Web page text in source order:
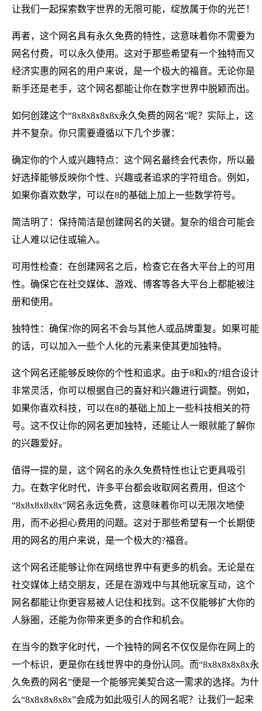
让我们一起探索数字世界的无限可能，绽放属于你的光芒！
再者，这个网名具有永久免费的特性，这意味着你不需要为
网名付费，可以永久使用。这对于那些希望有一个独特而又
经济实惠的网名的用户来说，是一个极大的福音。无论你是
新手还是老手，这个网名都能让你在数字世界中脱颖而出。
如何创建这个“8x8x8x8x8x永久免费的网名”呢？实际上，这
并不复杂。你只需要遵循以下几个步骤：
确定你的个人或兴趣特点：这个网名最终会代表你，所以最
好选择能够反映你个性、兴趣或者追求的字符组合。例如，
如果你喜欢数学，可以在8的基础上加上一些数学符号。
简洁明了：保持简洁是创建网名的关键。复杂的组合可能会
让人难以记住或输入。
可用性检查：在创建网名之后，检查它在各大平台上的可用
性。确保它在社交媒体、游戏、博客等各大平台上都能被注
册和使用。
独特性：确保?你的网名不会与其他人或品牌重复。如果可能
的话，可以加入一些个人化的元素来使其更加独特。
这个网名还能够反映你的个性和追求。由于8和x的?组合设计
非常灵活，你可以根据自己的喜好和兴趣进行调整。例如，
如果你喜欢科技，可以在8的基础上加上一些科技相关的符
号。这不仅让你的网名更加独特，还能让人一眼就能了解你
的兴趣爱好。
值得一提的是，这个网名的永久免费特性也让它更具吸引
力。在数字化时代，许多平台都会收取网名费用，但这个
“8x8x8x8x8x”网名永远免费，这意味着你可以无限次地使
用，而不必担心费用的问题。这对于那些希望有一个长期使
用的网名的用户来说，是一个极大的?福音。
这个网名还能够让你在网络世界中有更多的机会。无论是在
社交媒体上结交朋友，还是在游戏中与其他玩家互动，这个
网名都能让你更容易被人记住和找到。这不仅能够扩大你的
人脉圈，还能为你带来更多的合作和机会。
在当今的数字化时代，一个独特的网名不仅仅是你在网上的
一个标识，更是你在线世界中的身份认同。而“8x8x8x8x8x永
久免费的网名”便是一个能够完美契合这一需求的选择。为什
么“8x8x8x8x8x”会成为如此吸引人的网名呢？让我们一起来